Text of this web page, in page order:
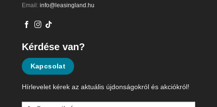
Email: info@leasingland.hu
Kérdése van?
Kapcsolat
Hírlevelet kérek az aktuális újdonságokról és akciókról!